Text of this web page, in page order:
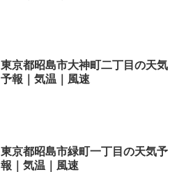
東京都昭島市大神町二丁目の天気
予報｜気温｜風速
東京都昭島市緑町一丁目の天気予
報｜気温｜風速